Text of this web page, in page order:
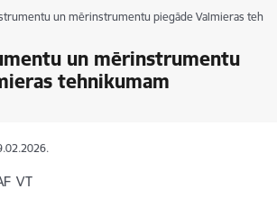
un mērinstrumentu piegāde Valmieras
un mērinstrumentu
tehnikumam
VT